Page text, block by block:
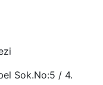
Sok.No:5 / 4.